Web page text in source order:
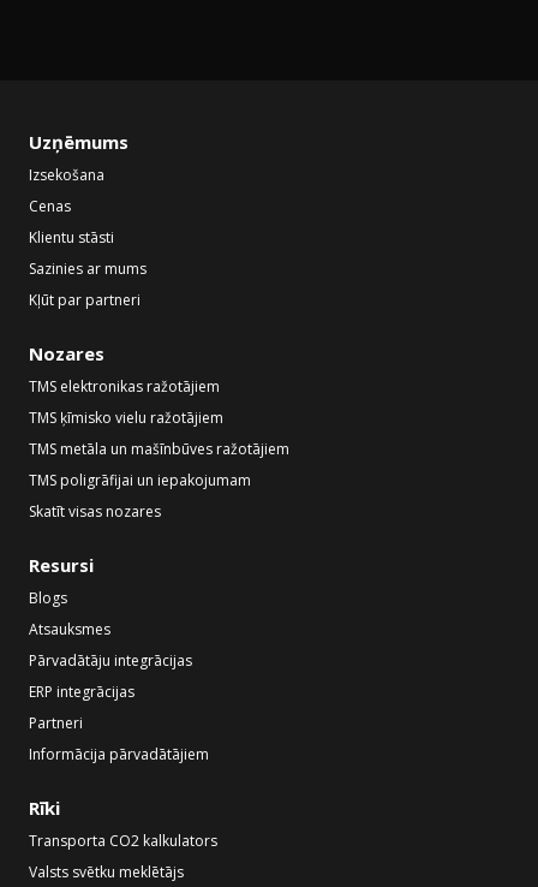
Uzņēmums
Izsekošana
Cenas
Klientu stāsti
Sazinies ar mums
Kļūt par partneri
Nozares
TMS elektronikas ražotājiem
TMS ķīmisko vielu ražotājiem
TMS metāla un mašīnbūves ražotājiem
TMS poligrāfijai un iepakojumam
Skatīt visas nozares
Resursi
Blogs
Atsauksmes
Pārvadātāju integrācijas
ERP integrācijas
Partneri
Informācija pārvadātājiem
Rīki
Transporta CO2 kalkulators
Valsts svētku meklētājs